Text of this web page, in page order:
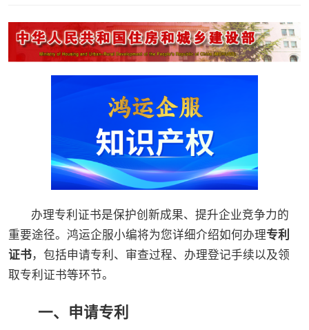
办理专利证书是保护创新成果、提升企业竞争力的
重要途径。鸿运企服小编将为您详细介绍如何办理专利
证书，包括申请专利、审查过程、办理登记手续以及领
取专利证书等环节。
一、申请专利